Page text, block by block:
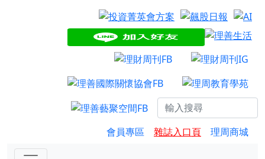
會員專區 雜誌入口頁 理周商城